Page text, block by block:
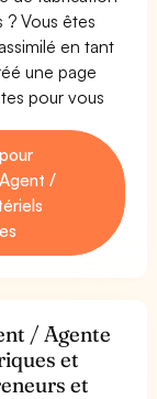
Vous êtes
en tant
une page
pour vous
/
/ Agente
et
et